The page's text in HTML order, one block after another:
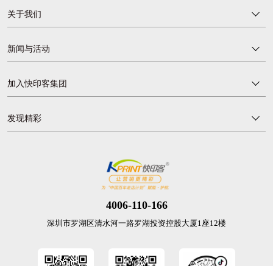
4006-110-166
深圳市罗湖区清水河一路罗湖投资控股大厦1座12楼
关于我们
新闻与活动
加入快印客集团
发现精彩